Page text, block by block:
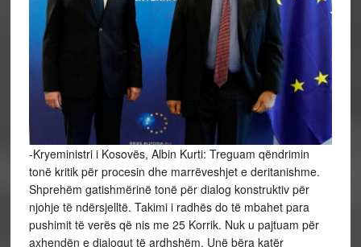
-Kryeministri i Kosovës, Albin Kurti: Treguam qëndrimin
tonë kritik për procesin dhe marrëveshjet e deritanishme.
Shprehëm gatishmërinë tonë për dialog konstruktiv për
njohje të ndërsjelltë. Takimi i radhës do të mbahet para
pushimit të verës që nis me 25 Korrik. Nuk u pajtuam për
axhendën e dialogut të ardhshëm. Unë bëra katër